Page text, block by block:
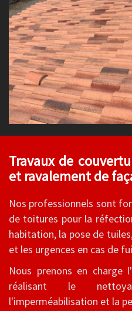
Travaux de
et ravalement de
Nos professionnels sont
de toitures pour la
habitation, la pose de
et les urgences en cas de
Nous prenons en
réalisant le
l'imperméabilisation et la